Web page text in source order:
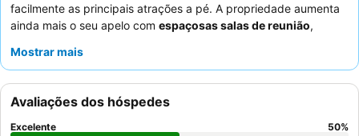
facilmente as principais atrações a pé. A propriedade aumenta
ainda mais o seu apelo com espaçosas salas de reunião,
consistentemente os
procuram uma experiência mais tranquila, recomenda-se pedir
um quarto virado para o jardim.
Mostrar mais
Avaliações dos hóspedes
Excelente 50%